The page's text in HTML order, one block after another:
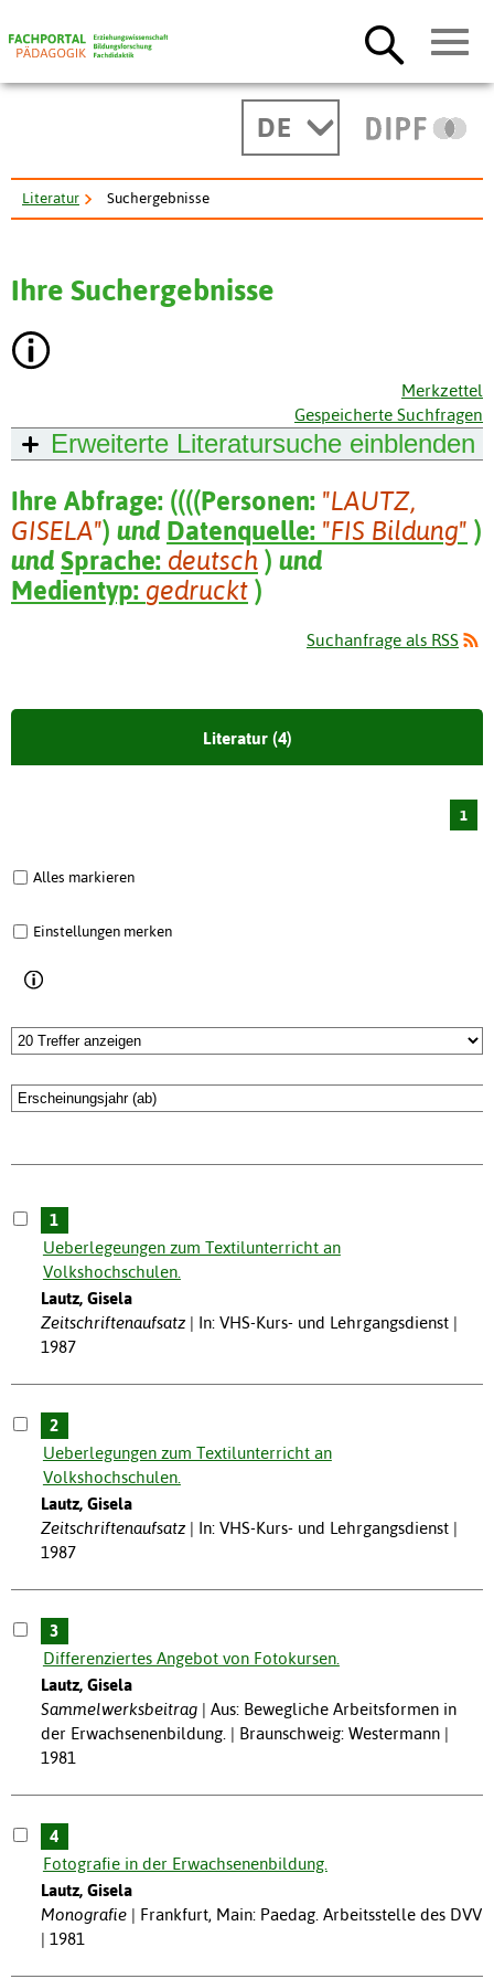
DE
Literatur Suchergebnisse
Ihre Suchergebnisse
Merkzettel
Gespeicherte Suchfragen
Erweiterte Literatursuche einblenden
Ihre Abfrage: ((((Personen: "LAUTZ,
GISELA") und Datenquelle: "FIS Bildung" )
und Sprache: deutsch ) und
Medientyp: gedruckt )
Suchanfrage als RSS
Literatur (4)
1
Alles markieren
Einstellungen merken
1
Ueberlegeungen zum Textilunterricht an
Volkshochschulen.
Lautz, Gisela
Zeitschriftenaufsatz
In: VHS-Kurs- und Lehrgangsdienst |
1987
2
Ueberlegungen zum Textilunterricht an
Volkshochschulen.
Lautz, Gisela
Zeitschriftenaufsatz
In: VHS-Kurs- und Lehrgangsdienst |
1987
3
Differenziertes Angebot von Fotokursen.
Lautz, Gisela
Sammelwerksbeitrag
Aus: Bewegliche Arbeitsformen in
der Erwachsenenbildung. | Braunschweig: Westermann |
1981
4
Fotografie in der Erwachsenenbildung.
Lautz, Gisela
Monografie
Frankfurt, Main: Paedag. Arbeitsstelle des DVV
| 1981